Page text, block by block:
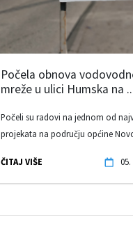
Počela obnova
mreže u ulici Humska na
Počeli su radovi na jednom od
projekata na području općine
ČITAJ VIŠE 05.